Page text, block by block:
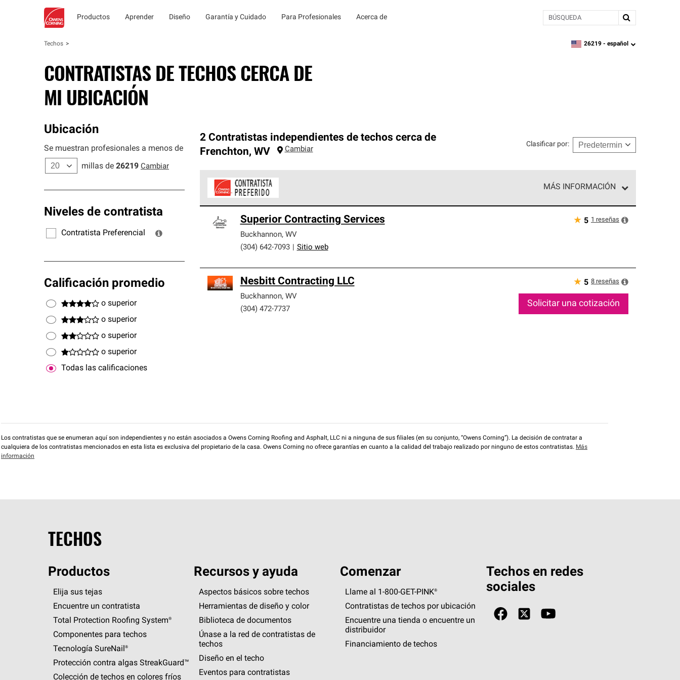
Productos Aprender Diseño Garantía y Cuidado Para Profesionales Acerca de BÚSQUEDA
Techos zipcode, language
26219 - español
CONTRATISTAS DE TECHOS CERCA DE
MI UBICACIÓN
Ubicación
Se muestran profesionales a menos de
millas de 26219 Cambiar
Niveles de contratista
Contratista Preferencial
Calificación promedio
o superior
o superior
o superior
o superior
Todas las calificaciones
2 Contratistas independientes de techos cerca de
Frenchton, WV Cambiar
Clasificar por:
MÁS INFORMACIÓN
cumplen con altos estándares y requisitos estrictos de profesionalismo y confiabilidad.
Superior Contracting Services
Buckhannon, WV
(304) 642-7093
Sitio web
★ 5 1 reseñas
Nesbitt Contracting LLC
Buckhannon, WV
(304) 472-7737
★ 5 8 reseñas
Solicitar una cotización
Los contratistas que se enumeran aquí son independientes y no están asociados a Owens Corning Roofing and Asphalt, LLC ni a ninguna de sus filiales (en su conjunto, “Owens Corning”). La decisión de contratar a
cualquiera de los contratistas mencionados en esta lista es exclusiva del propietario de la casa. Owens Corning no ofrece garantías en cuanto a la calidad del trabajo realizado por ninguno de estos contratistas. Más
información
TECHOS
Productos
Elija sus tejas
Encuentre un contratista
Total Protection Roofing System®
Componentes para techos
Tecnología SureNail®
Protección contra algas StreakGuard™
Colección de techos en colores fríos
Recursos y ayuda
Aspectos básicos sobre techos
Herramientas de diseño y color
Biblioteca de documentos
Únase a la red de contratistas de
techos
Diseño en el techo
Eventos para contratistas
Comenzar
Llame al 1-800-GET -PINK®
Contratistas de techos por ubicación
Encuentre una tienda o encuentre un
distribuidor
Financiamiento de techos
Techos en redes
sociales